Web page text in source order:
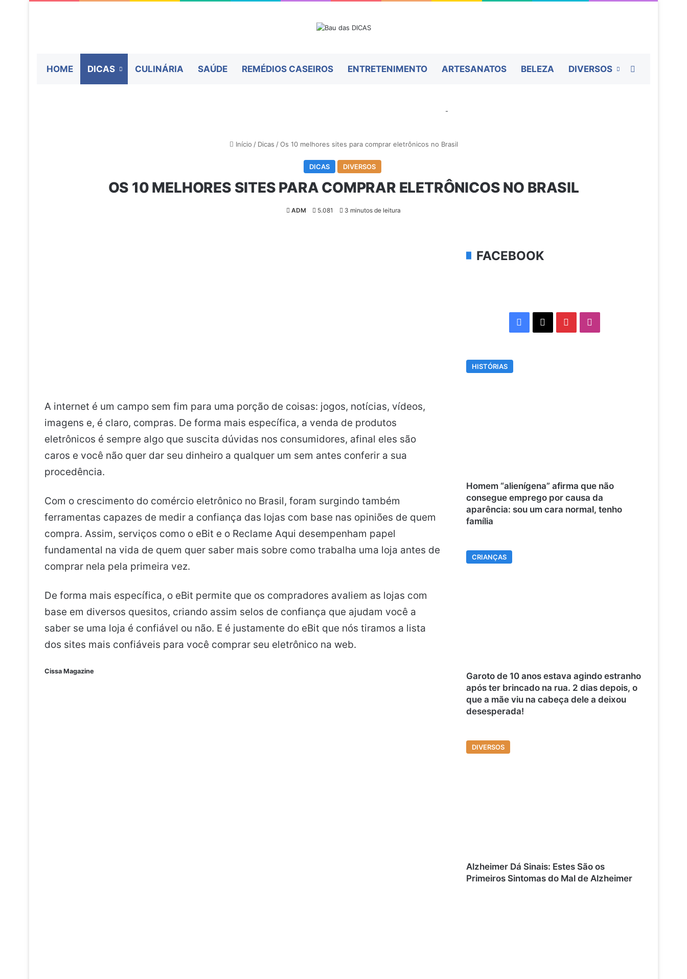
HOME DICAS CULINÁRIA SAÚDE REMÉDIOS CASEIROS ENTRETENIMENTO ARTESANATOS BELEZA DIVERSOS
-
Início / Dicas / Os 10 melhores sites para comprar eletrônicos no Brasil
DICAS DIVERSOS
OS 10 MELHORES SITES PARA COMPRAR ELETRÔNICOS NO BRASIL
ADM 5.081 3 minutos de leitura
A internet é um campo sem fim para uma porção de coisas: jogos, notícias, vídeos,
imagens e, é claro, compras. De forma mais específica, a venda de produtos
eletrônicos é sempre algo que suscita dúvidas nos consumidores, afinal eles são
caros e você não quer dar seu dinheiro a qualquer um sem antes conferir a sua
procedência.
Com o crescimento do comércio eletrônico no Brasil, foram surgindo também
ferramentas capazes de medir a confiança das lojas com base nas opiniões de quem
compra. Assim, serviços como o eBit e o Reclame Aqui desempenham papel
fundamental na vida de quem quer saber mais sobre como trabalha uma loja antes de
comprar nela pela primeira vez.
De forma mais específica, o eBit permite que os compradores avaliem as lojas com
base em diversos quesitos, criando assim selos de confiança que ajudam você a
saber se uma loja é confiável ou não. E é justamente do eBit que nós tiramos a lista
dos sites mais confiáveis para você comprar seu eletrônico na web.
Cissa Magazine
FACEBOOK
Facebook Pinterest
HISTÓRIAS
Homem “alienígena” afirma que não
consegue emprego por causa da
aparência: sou um cara normal, tenho
família
CRIANÇAS
Garoto de 10 anos estava agindo estranho
após ter brincado na rua. 2 dias depois, o
que a mãe viu na cabeça dele a deixou
desesperada!
DIVERSOS
Alzheimer Dá Sinais: Estes São os
Primeiros Sintomas do Mal de Alzheimer